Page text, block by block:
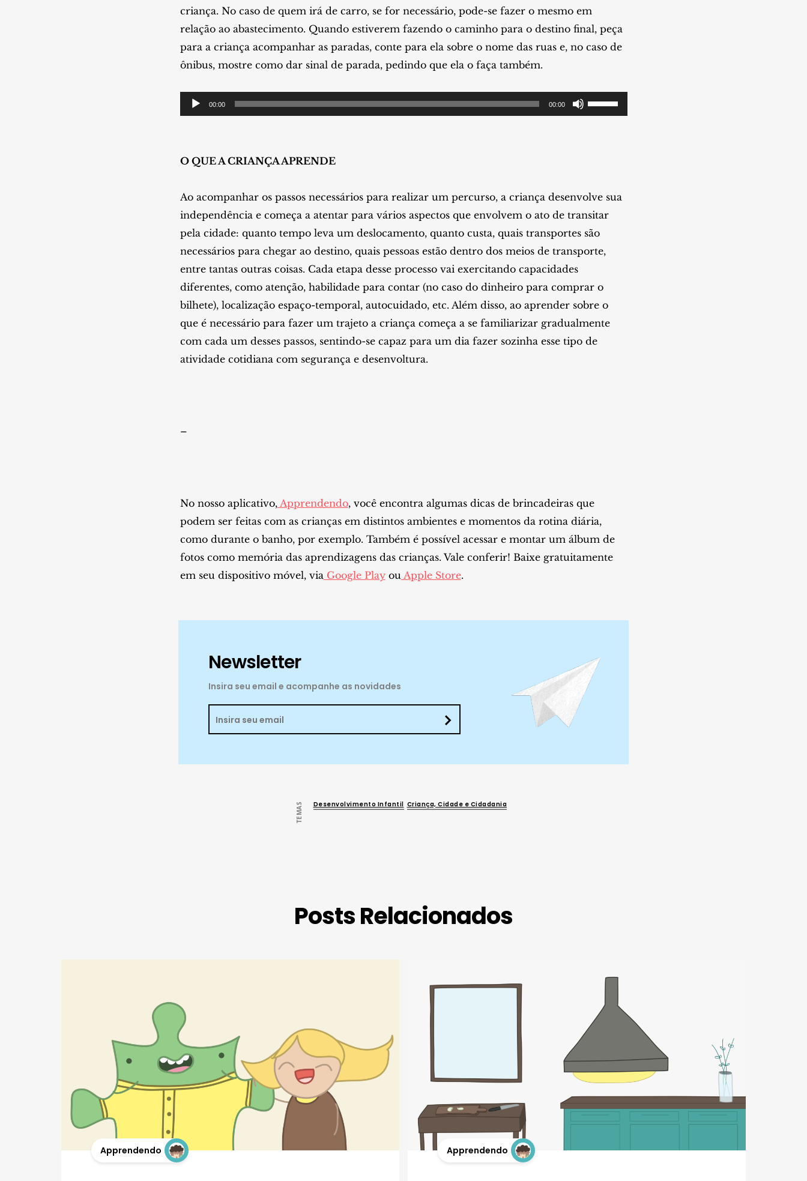
criança. No caso de quem irá de carro, se for necessário, pode-se fazer o mesmo em
relação ao abastecimento. Quando estiverem fazendo o caminho para o destino final, peça
para a criança acompanhar as paradas, conte para ela sobre o nome das ruas e, no caso de
ônibus, mostre como dar sinal de parada, pedindo que ela o faça também.
Tocador
de
00:00 00:00
Use
as
ou
volume.
O QUE A CRIANÇA APRENDE
Ao acompanhar os passos necessários para realizar um percurso, a criança desenvolve sua
independência e começa a atentar para vários aspectos que envolvem o ato de transitar
pela cidade: quanto tempo leva um deslocamento, quanto custa, quais transportes são
necessários para chegar ao destino, quais pessoas estão dentro dos meios de transporte,
entre tantas outras coisas. Cada etapa desse processo vai exercitando capacidades
diferentes, como atenção, habilidade para contar (no caso do dinheiro para comprar o
bilhete), localização espaço-temporal, autocuidado, etc. Além disso, ao aprender sobre o
que é necessário para fazer um trajeto a criança começa a se familiarizar gradualmente
com cada um desses passos, sentindo-se capaz para um dia fazer sozinha esse tipo de
atividade cotidiana com segurança e desenvoltura.
–
No nosso aplicativo,Apprendendo, você encontra algumas dicas de brincadeiras que
podem ser feitas com as crianças em distintos ambientes e momentos da rotina diária,
como durante o banho, por exemplo. Também é possível acessar e montar um álbum de
fotos como memória das aprendizagens das crianças. Vale conferir! Baixe gratuitamente
em seu dispositivo móvel, viaGoogle PlayouApple Store.
Newsletter
Insira seu email e acompanhe as novidades
TEMAS Desenvolvimento Infantil Criança, Cidade e Cidadania
Posts Relacionados
Apprendendo Apprendendo